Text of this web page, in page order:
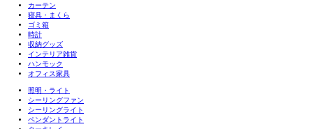
カーテン
寝具・まくら
ゴミ箱
時計
収納グッズ
インテリア雑貨
ハンモック
オフィス家具
照明・ライト
シーリングファン
シーリングライト
ペンダントライト